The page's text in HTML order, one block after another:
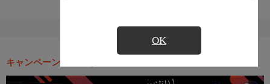
OK
キャンペーン・お得な情報